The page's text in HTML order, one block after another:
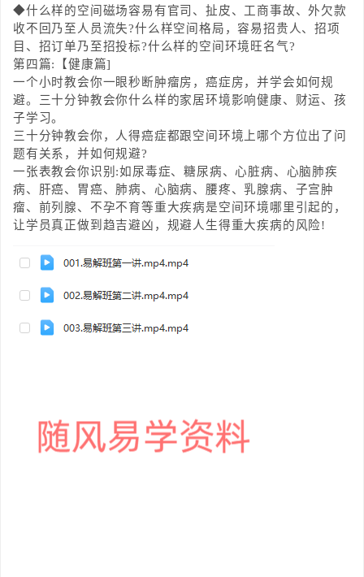
◆什么样的空间磁场容易有官司、扯皮、工商事故、外欠款
收不回乃至人员流失?什么样空间格局，容易招贵人、招项
目、招订单乃至招投标?什么样的空间环境旺名气?
第四篇:【健康篇]
一个小时教会你一眼秒断肿瘤房，癌症房，并学会如何规
避。三十分钟教会你什么样的家居环境影响健康、财运、孩
子学习。
三十分钟教会你，人得癌症都跟空间环境上哪个方位出了问
题有关系，并如何规避?
一张表教会你识别:如尿毒症、糖尿病、心脏病、心脑肺疾
病、肝癌、胃癌、肺病、心脑病、腰疼、乳腺病、子宫肿
瘤、前列腺、不孕不育等重大疾病是空间环境哪里引起的，
让学员真正做到趋吉避凶，规避人生得重大疾病的风险!